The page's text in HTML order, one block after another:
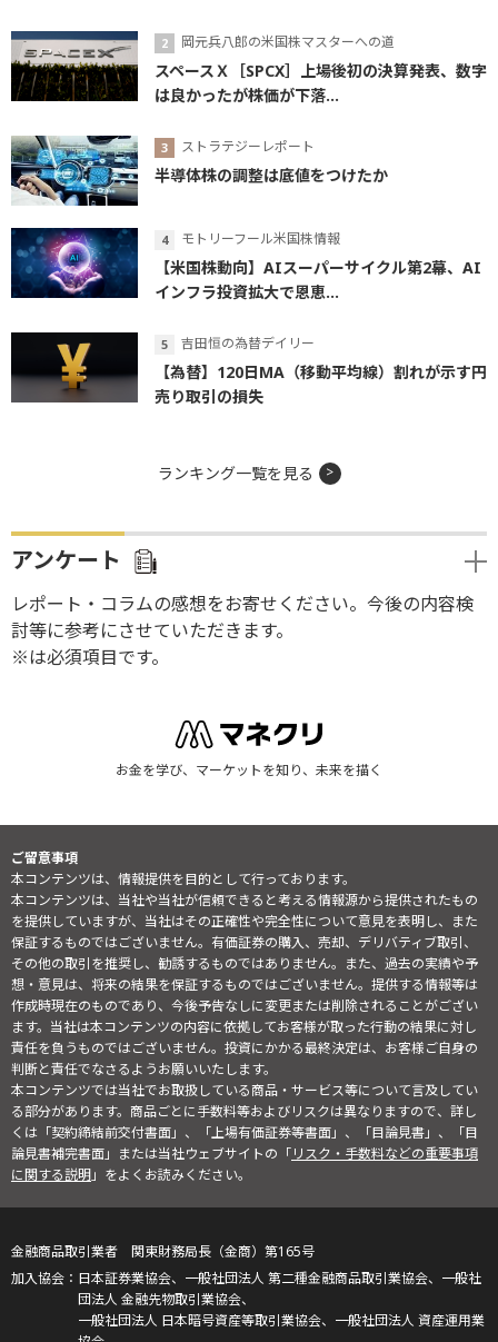
岡元兵八郎の米国株マスターへの道
スペースＸ［SPCX］上場後初の決算発表、数字
は良かったが株価が下落...
ストラテジーレポート
半導体株の調整は底値をつけたか
モトリーフール米国株情報
【米国株動向】AIスーパーサイクル第2幕、AI
インフラ投資拡大で恩恵...
吉田恒の為替デイリー
【為替】120日MA（移動平均線）割れが示す円
売り取引の損失
ランキング一覧を見る
アンケート
レポート・コラムの感想をお寄せください。今後の内容検
討等に参考にさせていただきます。
※は必須項目です。
お金を学び、マーケットを知り、未来を描く
ご留意事項
本コンテンツは、情報提供を目的として行っております。
本コンテンツは、当社や当社が信頼できると考える情報源から提供されたもの
を提供していますが、当社はその正確性や完全性について意見を表明し、また
保証するものではございません。有価証券の購入、売却、デリバティブ取引、
その他の取引を推奨し、勧誘するものではありません。また、過去の実績や予
想・意見は、将来の結果を保証するものではございません。提供する情報等は
作成時現在のものであり、今後予告なしに変更または削除されることがござい
ます。当社は本コンテンツの内容に依拠してお客様が取った行動の結果に対し
責任を負うものではございません。投資にかかる最終決定は、お客様ご自身の
判断と責任でなさるようお願いいたします。
本コンテンツでは当社でお取扱している商品・サービス等について言及してい
る部分があります。商品ごとに手数料等およびリスクは異なりますので、詳し
くは「契約締結前交付書面」、「上場有価証券等書面」、「目論見書」、「目
論見書補完書面」または当社ウェブサイトの「リスク・手数料などの重要事項
に関する説明」をよくお読みください。
金融商品取引業者 関東財務局長（金商）第165号
日本証券業協会、一般社団法人 第二種金融商品取引業協会、一般社
団法人 金融先物取引業協会、
一般社団法人 日本暗号資産等取引業協会、一般社団法人 資産運用業